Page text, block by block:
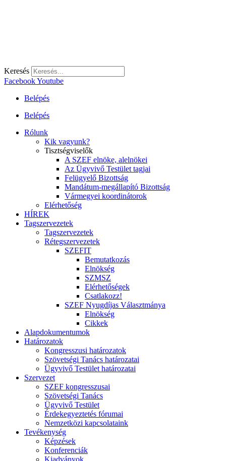
Keresés
FacebookYoutube
Belépés
Belépés
Rólunk
Kik vagyunk?
Tisztségviselők
A SZEF elnöke, alelnökei
Az Ügyvivő Testület tagjai
Felügyelő Bizottság
Mandátum-megállapító Bizottság
Vármegyei koordinátorok
Elérhetőség
HÍREK
Tagszervezetek
Tagszervezetek
Rétegszervezetek
SZEFIT
Bemutatkozás
Elnökség
SZMSZ
Elérhetőségek
Csatlakozz!
SZEF Nyugdíjas Választmánya
Elnökség
Cikkek
Alapdokumentumok
Határozatok
Kongresszusi határozatok
Szövetségi Tanács határozatai
Ügyvivő Testület határozatai
Szervezet
SZEF kongresszusai
Szövetségi Tanács
Ügyvivő Testület
Érdekegyeztetés fórumai
Nemzetközi kapcsolataink
Tevékenység
Képzések
Konferenciák